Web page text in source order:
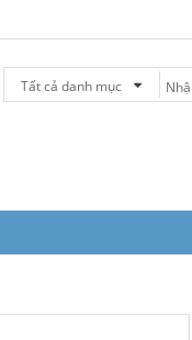
Tất cả danh mục